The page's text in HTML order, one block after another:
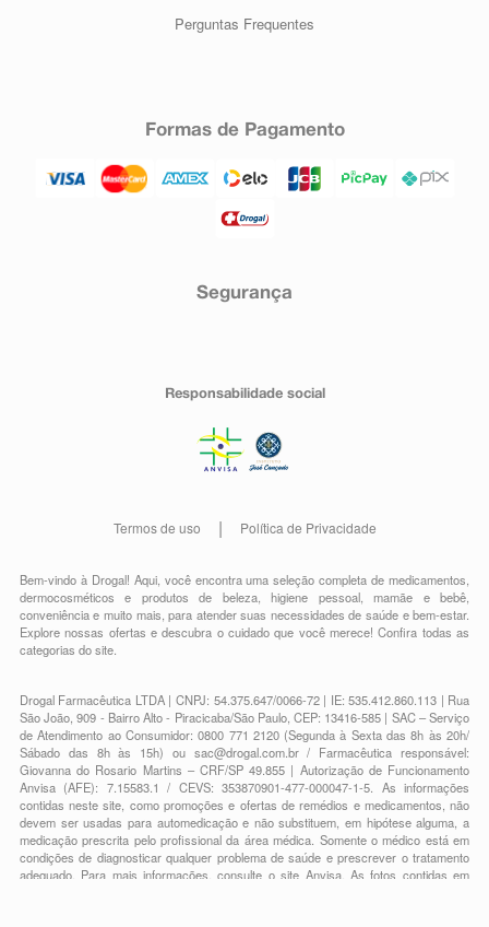
Perguntas Frequentes
Formas de Pagamento
Segurança
Responsabilidade social
Termos de uso Política de Privacidade
Bem-vindo à Drogal! Aqui, você encontra uma seleção completa demedicamentos
dermocosméticos e produtos de beleza,higiene pessoal,mamãe e bebê
conveniênciae muito mais, para atender suas necessidades de saúde e bem-estar.
Explore nossas ofertas e descubra o cuidado que você merece!Confira todas as
categorias do site.
Drogal Farmacêutica LTDA | CNPJ: 54.375.647/0066-72 | IE: 535.412.860.113 | Rua
São João, 909 - Bairro Alto - Piracicaba/São Paulo, CEP: 13416-585 | SAC – Serviço
de Atendimento ao Consumidor: 0800 771 2120 (Segunda à Sexta das 8h às 20h/
Sábado das 8h às 15h) ou sac@drogal.com.br/ Farmacêutica responsável:
Giovanna do Rosario Martins – CRF/SP 49.855 | Autorização de Funcionamento
Anvisa (AFE): 7.15583.1 / CEVS: 353870901-477-000047-1-5. As informações
contidas neste site, como promoções e ofertas de remédios e medicamentos, não
devem ser usadas para automedicação e não substituem, em hipótese alguma, a
medicação prescrita pelo profissional da área médica. Somente o médico está em
condições de diagnosticar qualquer problema de saúde e prescrever o tratamento
adequado. Para mais informações, consulte o site Anvisa. As fotos contidas em